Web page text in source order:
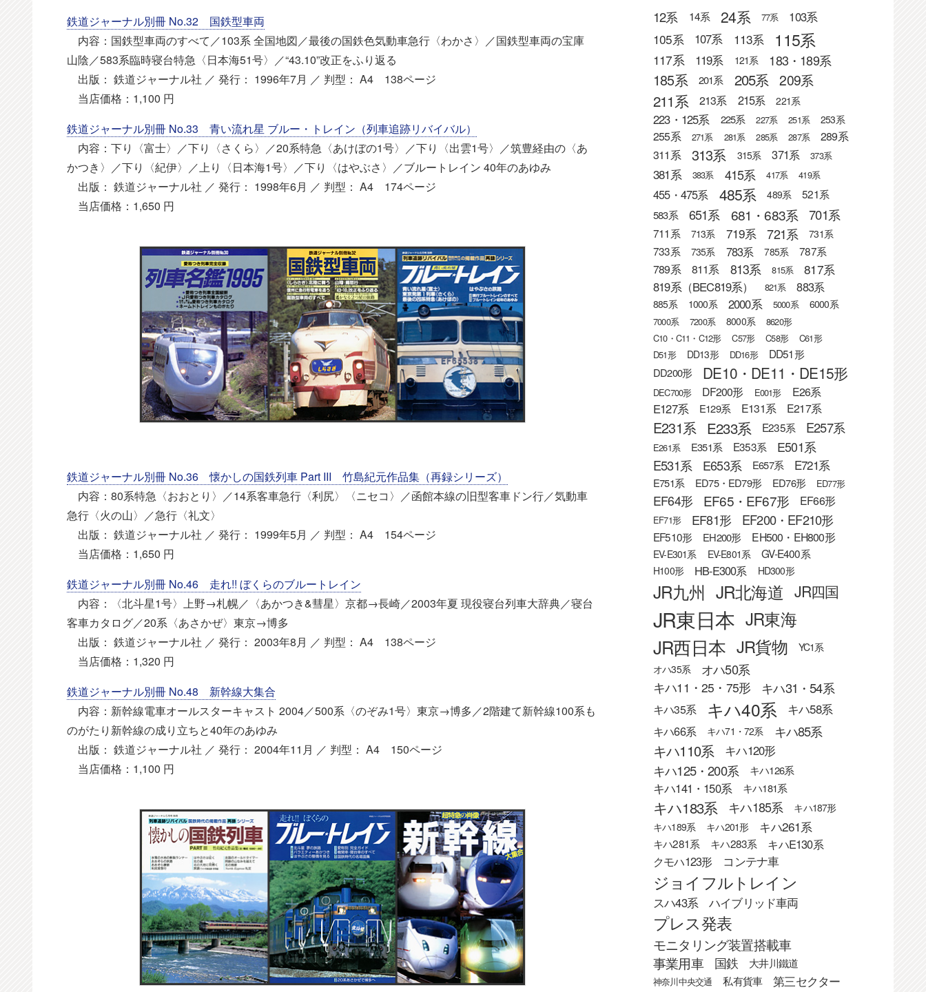
鉄道ジャーナル別冊 No.32 国鉄型車両
内容：国鉄型車両のすべて／103系 全国地図／最後の国鉄色気動車急行〈わかさ〉／国鉄型車両の宝庫
山陰／583系臨時寝台特急〈日本海51号〉／“43.10”改正をふり返る
出版： 鉄道ジャーナル社 ／ 発行： 1996年7月 ／ 判型： A4 138ページ
当店価格：1,100 円
鉄道ジャーナル別冊 No.33 青い流れ星 ブルー・トレイン（列車追跡リバイバル）
内容：下り〈富士〉／下り〈さくら〉／20系特急〈あけぼの1号〉／下り〈出雲1号〉／筑豊経由の〈あ
かつき〉／下り〈紀伊〉／上り〈日本海1号〉／下り〈はやぶさ〉／ブルートレイン 40年のあゆみ
出版： 鉄道ジャーナル社 ／ 発行： 1998年6月 ／ 判型： A4 174ページ
当店価格：1,650 円
鉄道ジャーナル別冊 No.36 懐かしの国鉄列車 Part III 竹島紀元作品集（再録シリーズ）
内容：80系特急〈おおとり〉／14系客車急行〈利尻〉〈ニセコ〉／函館本線の旧型客車ドン行／気動車
急行〈火の山〉／急行〈礼文〉
出版： 鉄道ジャーナル社 ／ 発行： 1999年5月 ／ 判型： A4 154ページ
当店価格：1,650 円
鉄道ジャーナル別冊 No.46 走れ!! ぼくらのブルートレイン
内容：〈北斗星1号〉上野→札幌／〈あかつき&彗星〉京都→長崎／2003年夏 現役寝台列車大辞典／寝台
客車カタログ／20系〈あさかぜ〉東京→博多
出版： 鉄道ジャーナル社 ／ 発行： 2003年8月 ／ 判型： A4 138ページ
当店価格：1,320 円
鉄道ジャーナル別冊 No.48 新幹線大集合
内容：新幹線電車オールスターキャスト 2004／500系〈のぞみ1号〉東京→博多／2階建て新幹線100系も
のがたり新幹線の成り立ちと40年のあゆみ
出版： 鉄道ジャーナル社 ／ 発行： 2004年11月 ／ 判型： A4 150ページ
当店価格：1,100 円
12系 14系 24系 77系 103系
105系 107系 113系 115系
117系 119系 121系 183・189系
185系 201系 205系 209系
211系 213系 215系 221系
223・125系 225系 227系 251系 253系
255系 271系 281系 285系 287系
289系
311系
313系 315系 371系 373系
381系 383系 415系 417系 419系
455・475系 485系 489系 521系
583系 651系 681・683系 701系
711系 713系 719系 721系 731系
733系 735系 783系 785系 787系
789系 811系 813系 815系 817系
819系（BEC819系） 821系 883系
885系 1000系 2000系 5000系 6000系
7000系 7200系 8000系
8620形
C10・C11・C12形
C57形 C58形
C61形
D51形
DD13形 DD16形 DD51形
DD200形 DE10・DE11・DE15形
DEC700形 DF200形 E001形 E26系
E127系 E129系 E131系 E217系
E231系 E233系 E235系 E257系
E261系 E351系 E353系 E501系
E531系 E653系 E657系 E721系
E751系 ED75・ED79形 ED76形 ED77形
EF64形 EF65・EF67形 EF66形
EF71形 EF81形 EF200・EF210形
EF510形 EH200形 EH500・EH800形
EV-E301系 EV-E801系 GV-E400系
H100形 HB-E300系 HD300形
JR九州 JR北海道 JR四国
JR東日本 JR東海
JR西日本 JR貨物
YC1系
オハ35系
オハ50系
キハ11・25・75形 キハ31・54系
キハ35系 キハ40系
キハ58系
キハ66系
キハ71・72系 キハ85系
キハ110系 キハ120形
キハ125・200系 キハ126系
キハ141・150系 キハ181系
キハ183系 キハ185系
キハ187形
キハ189系
キハ201形 キハ261系
キハ281系 キハ283系
キハE130系
クモハ123形
コンテナ車
ジョイフルトレイン
スハ43系 ハイブリッド車両
プレス発表
モニタリング装置搭載車
事業用車 国鉄 大井川鐵道
神奈川中央交通 私有貨車
第三セクター